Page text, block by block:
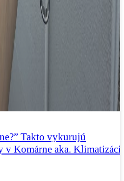
Takto vykurujú
v Komárne aka.